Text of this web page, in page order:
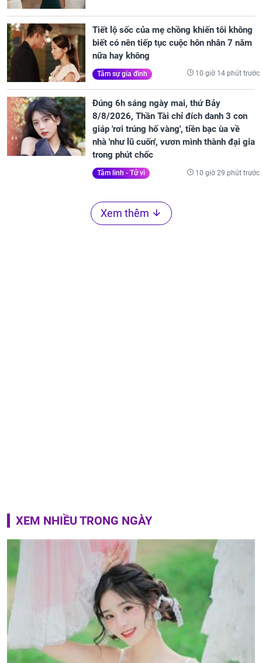
Tiết lộ sốc của mẹ chồng khiến tôi không
biết có nên tiếp tục cuộc hôn nhân 7 năm
nữa hay không
Tâm sự gia đình 10 giờ 14 phút trước
Đúng 6h sáng ngày mai, thứ Bảy
8/8/2026, Thần Tài chỉ đích danh 3 con
giáp 'rơi trúng hố vàng', tiền bạc ùa về
nhà 'như lũ cuốn', vươn mình thành đại gia
trong phút chốc
Tâm linh - Tử vi 10 giờ 29 phút trước
Xem thêm
XEM NHIỀU TRONG NGÀY